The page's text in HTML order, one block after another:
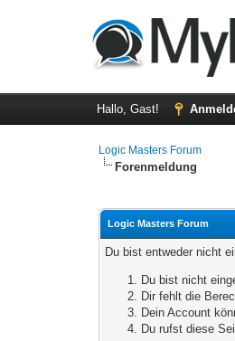
Hallo, Gast!
Logic Masters Forum
Forenmeldung
Logic Masters Forum
Du bist entweder nicht
Du bist nicht
Dir fehlt die
Dein Account
Du rufst diese